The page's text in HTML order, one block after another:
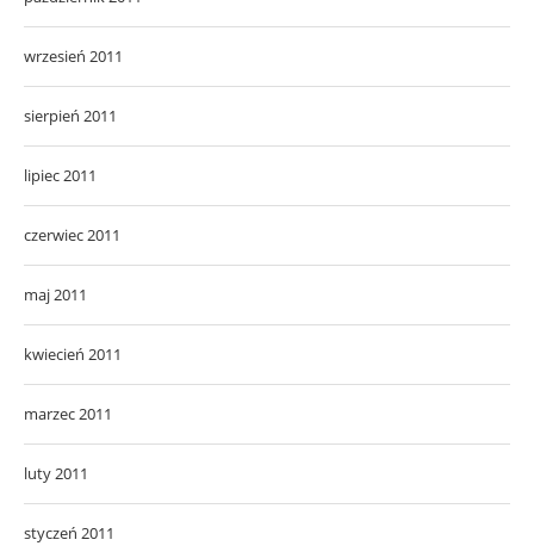
wrzesień 2011
sierpień 2011
lipiec 2011
czerwiec 2011
maj 2011
kwiecień 2011
marzec 2011
luty 2011
styczeń 2011